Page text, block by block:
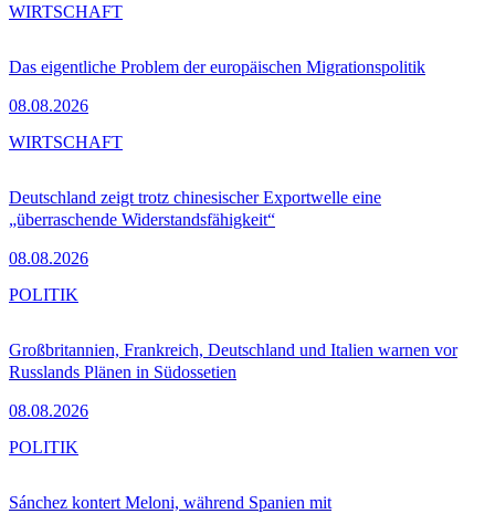
Das eigentliche Problem der europäischen Migrationspolitik
08.08.2026
WIRTSCHAFT
Deutschland zeigt trotz chinesischer Exportwelle eine
„überraschende Widerstandsfähigkeit“
08.08.2026
WIRTSCHAFT
Großbritannien, Frankreich, Deutschland und Italien warnen vor
Russlands Plänen in Südossetien
08.08.2026
POLITIK
Sánchez kontert Meloni, während Spanien mit
POLITIK